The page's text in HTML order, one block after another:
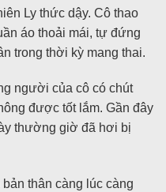
Ly thức dậy. Cô thao
áo thoải mái, tự đứng
trong thời kỳ mang thai.
người của cô có chút
được tốt lắm. Gần đây
thường giờ đã hơi bị
thân càng lúc càng